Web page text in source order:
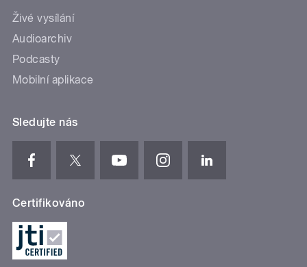
Živé vysílání
Audioarchiv
Podcasty
Mobilní aplikace
Sledujte nás
Certifikováno